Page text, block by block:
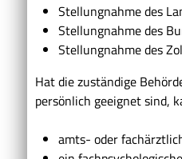
Stellungnahme des
Stellungnahme des
Stellungnahme des
Hat die zuständige
persönlich geeignet sind,
amts- oder